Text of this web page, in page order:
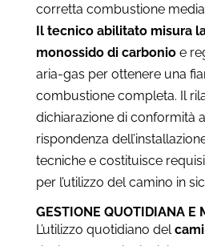
corretta combustione
Il tecnico abilitato misura
monossido di carbonioe
aria-gas per ottenere una
combustione completa. Il
dichiarazione di conformità
rispondenza
tecniche e costituisce
per l’utilizzo del camino in
GESTIONE QUOTIDIANA E
L’utilizzo quotidiano del